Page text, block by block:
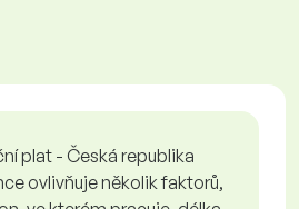
plat - Česká republika
ovlivňuje několik faktorů,